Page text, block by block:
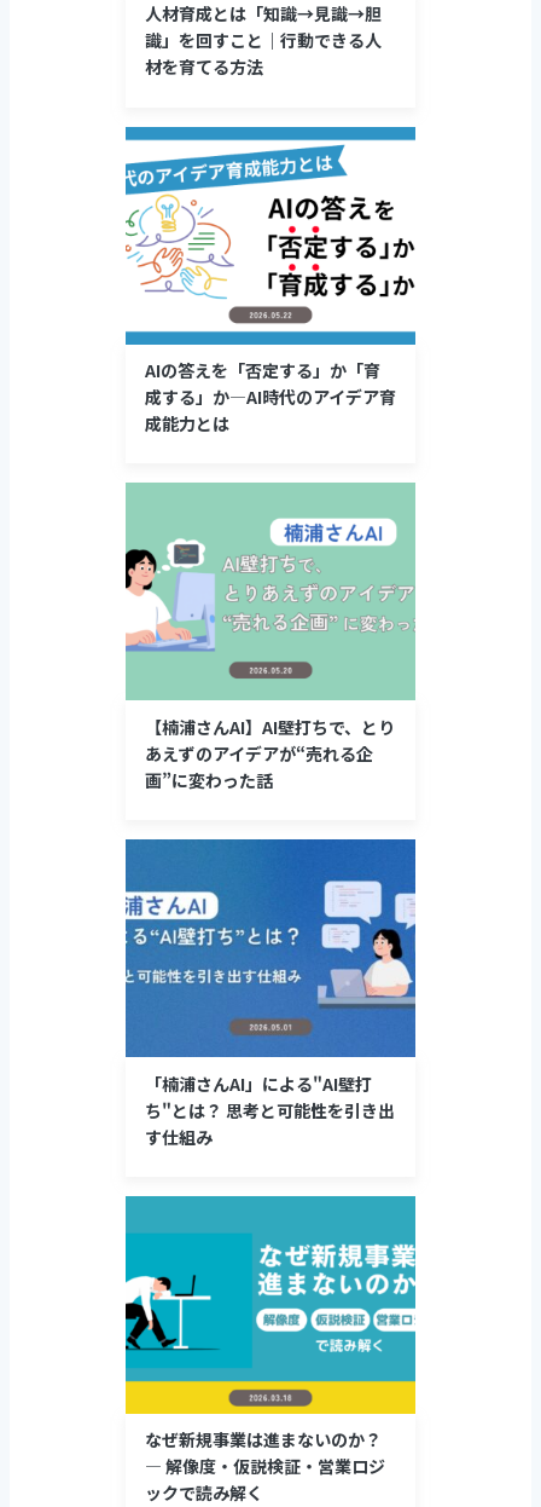
人材育成とは「知識→見識→胆
識」を回すこと｜行動できる人
材を育てる方法
AIの答えを「否定する」か「育
成する」か―AI時代のアイデア育
成能力とは
【楠浦さんAI】AI壁打ちで、とり
あえずのアイデアが“売れる企
画”に変わった話
「楠浦さんAI」による"AI壁打
ち"とは？ 思考と可能性を引き出
す仕組み
なぜ新規事業は進まないのか？
― 解像度・仮説検証・営業ロジ
ックで読み解く